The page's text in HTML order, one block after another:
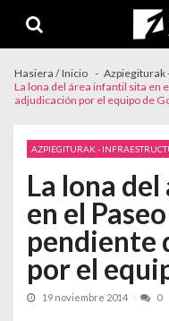
Hasiera / Inicio
Azpiegiturak
La lona del área infantil sita en
adjudicación por el equipo de
AZPIEGITURAK -
La lona
en el
pendiente
por el
19 noviembre 2014 0